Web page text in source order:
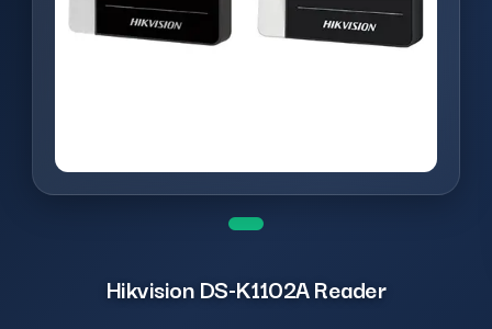
Hikvision DS-K1102A Reader